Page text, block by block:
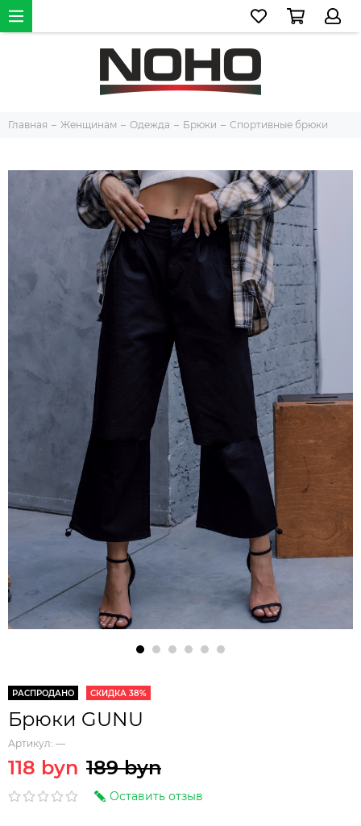
Главная Женщинам Одежда Брюки Спортивные брюки
РАСПРОДАНО СКИДКА 38%
Брюки GUNU
Артикул: —
118 byn 189 byn
Оставить отзыв